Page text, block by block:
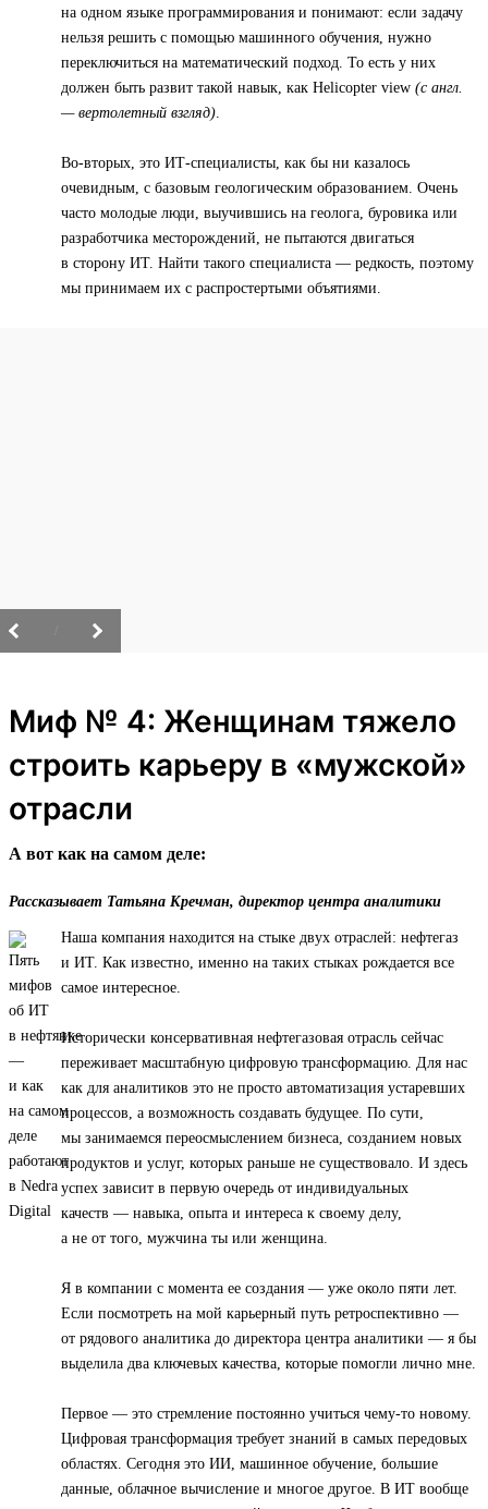
на одном языке программирования и понимают: если задачу
нельзя решить с помощью машинного обучения, нужно
переключиться на математический подход. То есть у них
должен быть развит такой навык, как Helicopter view (с англ.
— вертолетный взгляд).
Во-вторых, это ИТ-специалисты, как бы ни казалось
очевидным, с базовым геологическим образованием. Очень
часто молодые люди, выучившись на геолога, буровика или
разработчика месторождений, не пытаются двигаться
в сторону ИТ. Найти такого специалиста — редкость, поэтому
мы принимаем их с распростертыми объятиями.
Миф № 4: Женщинам тяжело
строить карьеру в «мужской»
отрасли
А вот как на самом деле:
Рассказывает Татьяна Кречман, директор центра аналитики
Наша компания находится на стыке двух отраслей: нефтегаз
и ИТ. Как известно, именно на таких стыках рождается все
самое интересное.
Исторически консервативная нефтегазовая отрасль сейчас
переживает масштабную цифровую трансформацию. Для нас
как для аналитиков это не просто автоматизация устаревших
процессов, а возможность создавать будущее. По сути,
мы занимаемся переосмыслением бизнеса, созданием новых
продуктов и услуг, которых раньше не существовало. И здесь
успех зависит в первую очередь от индивидуальных
качеств — навыка, опыта и интереса к своему делу,
а не от того, мужчина ты или женщина.
Я в компании с момента ее создания — уже около пяти лет.
Если посмотреть на мой карьерный путь ретроспективно —
от рядового аналитика до директора центра аналитики — я бы
выделила два ключевых качества, которые помогли лично мне.
Первое — это стремление постоянно учиться чему-то новому.
Цифровая трансформация требует знаний в самых передовых
областях. Сегодня это ИИ, машинное обучение, большие
данные, облачное вычисление и многое другое. В ИТ вообще